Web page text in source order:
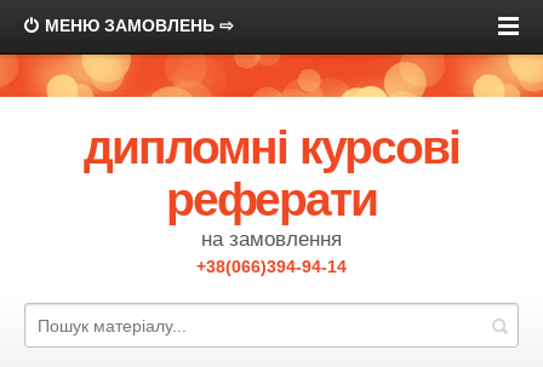
МЕНЮ ЗАМОВЛЕНЬ ⇨
дипломні курсові
реферати
на замовлення
+38(066)394-94-14